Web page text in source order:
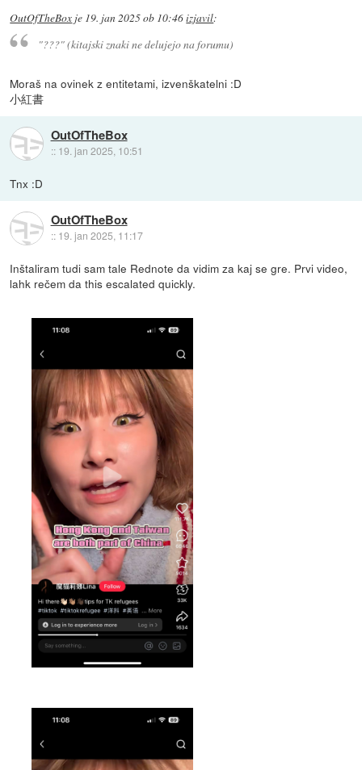
OutOfTheBox je 19. jan 2025 ob 10:46izjavil:
"???" (kitajski znaki ne delujejo na forumu)
Moraš na ovinek z entitetami, izvenškatelni :D
小紅書
OutOfTheBox
:: 19. jan 2025, 10:51
Tnx :D
OutOfTheBox
:: 19. jan 2025, 11:17
Inštaliram tudi sam tale Rednote da vidim za kaj se gre. Prvi video,
lahk rečem da this escalated quickly.